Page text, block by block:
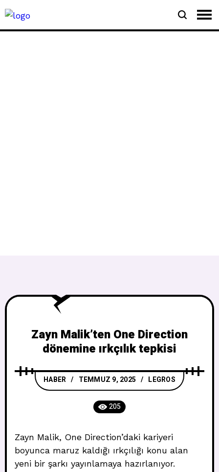
Zayn Malik’ten One Direction
dönemine ırkçılık tepkisi
HABER TEMMUZ 9, 2025 LEGROS
205
Zayn Malik, One Direction’daki kariyeri
boyunca maruz kaldığı ırkçılığı konu alan
yeni bir şarkı yayınlamaya hazırlanıyor.